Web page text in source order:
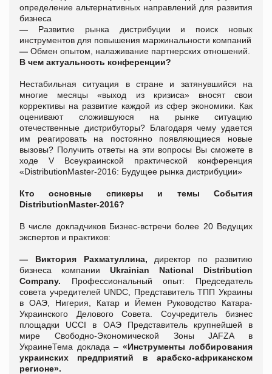
определение альтернативных направлений для развития
бизнеса
— Развитие рынка дистрибуции и поиск новых
инструментов для повышения маржинальности компаний
— Обмен опытом, налаживание партнерских отношений.
В чем актуальность конференции?
Нестабильная ситуация в стране и затянувшийся на
многие месяцы «выход из кризиса» вносят свои
коррективы на развитие каждой из сфер экономики. Как
оценивают сложившуюся на рынке ситуацию
отечественные дистрибуторы? Благодаря чему удается
им реагировать на постоянно появляющиеся новые
вызовы? Получить ответы на эти вопросы Вы сможете в
ходе V Всеукраинской практической конференция
«DistributionMaster-2016: Будущее рынка дистрибуции»
Кто основные спикеры и темы События
DistributionMaster-2016?
В числе докладчиков Бизнес-встречи более 20 Ведущих
экспертов и практиков:
— Виктория Рахматуллина, директор по развитию
бизнеса компании Ukrainian National Distribution
Company. Профессиональный опыт: Председатель
совета учредителей UNDC, Представитель ТПП Украины
в ОАЭ, Нигерия, Катар и Йемен Руководство Катара-
Украинского Делового Совета. Соучредитель бизнес
площадки UCCI в ОАЭ Представитель крупнейшей в
мире Свободно-Экономической Зоны JAFZA в
УкраинеТема доклада – «Инструменты лоббирования
украинских предприятий в арабско-африканском
регионе».